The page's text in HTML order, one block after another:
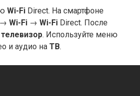
Wi-Fi Direct. На смартфоне
→ Wi-Fi → Wi-Fi Direct. После
телевизор. Используйте меню
и аудио на ТВ.